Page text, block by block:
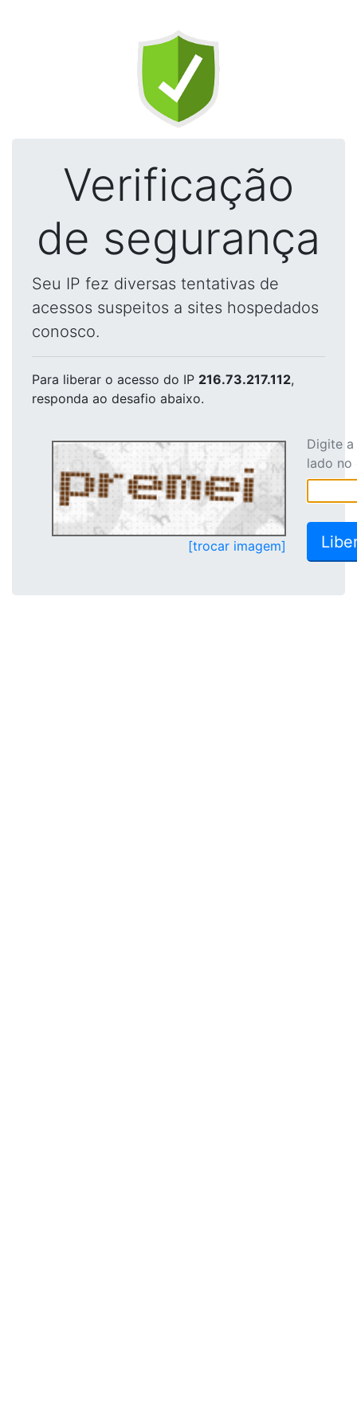
Verificação
de segurança
Seu IP fez diversas tentativas de
acessos suspeitos a sites hospedados
conosco.
Para liberar o acesso do IP 216.73.217.112,
responda ao desafio abaixo.
[trocar imagem]
Digite
lado no